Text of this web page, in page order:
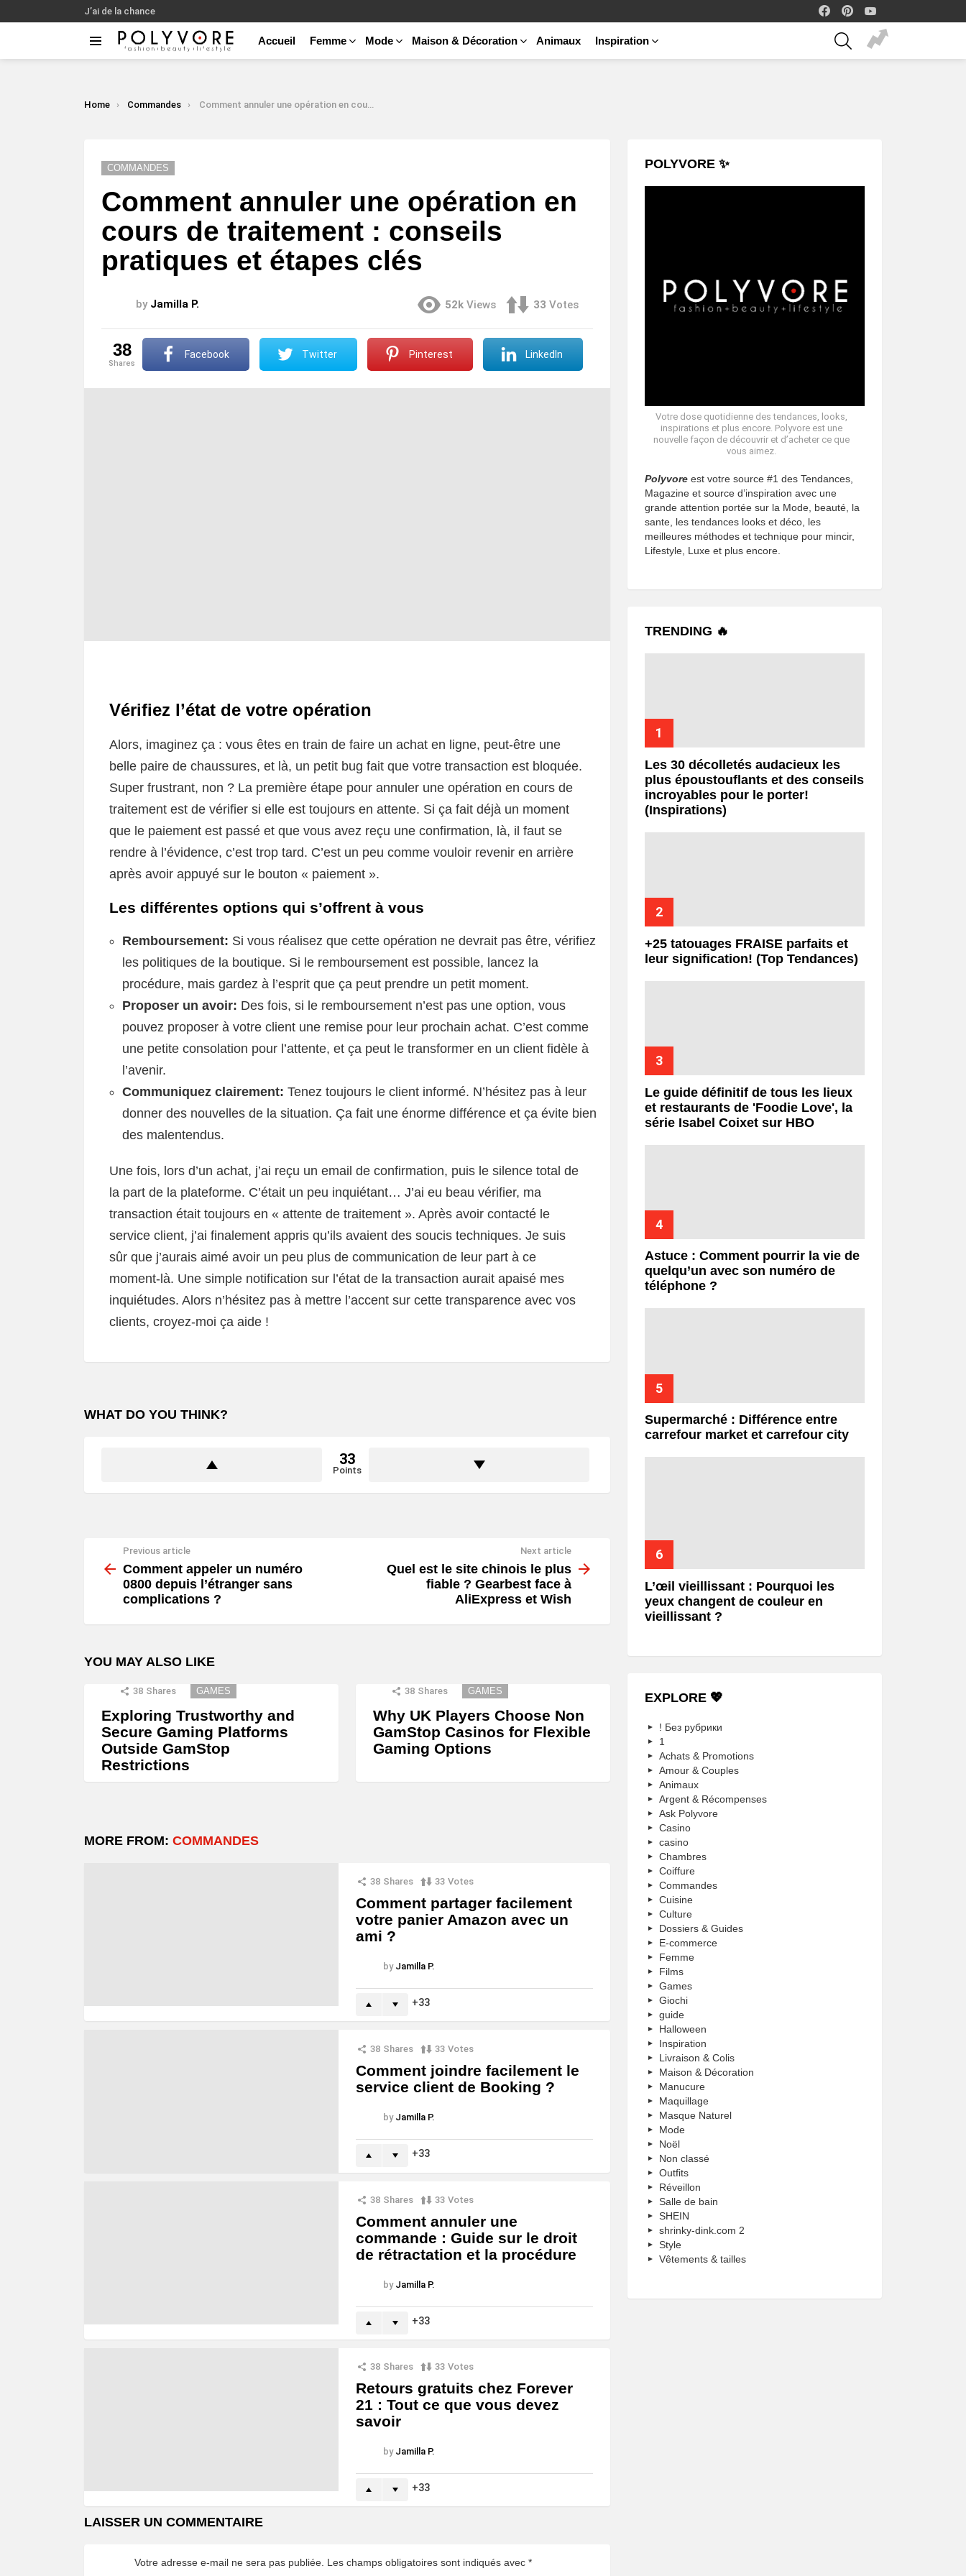
J’ai de la chance
facebook
Accueil Femme Mode Maison & Décoration Animaux Inspiration
SEARCH
You are here:
Home Commandes Comment annuler une opération en cours de traitement : conseils pratiques et étapes clés
COMMANDES
Comment annuler une opération en
cours de traitement : conseils
pratiques et étapes clés
by Jamilla P. 52k Views 33 Votes
38
shares
Facebook Twitter Pinterest LinkedIn
Vérifiez l’état de votre opération
Alors, imaginez ça : vous êtes en train de faire un achat en ligne, peut-être une
belle paire de chaussures, et là, un petit bug fait que votre transaction est bloquée.
Super frustrant, non ? La première étape pour annuler une opération en cours de
traitement est de vérifier si elle est toujours en attente. Si ça fait déjà un moment
que le paiement est passé et que vous avez reçu une confirmation, là, il faut se
rendre à l’évidence, c’est trop tard. C’est un peu comme vouloir revenir en arrière
après avoir appuyé sur le bouton « paiement ».
Les différentes options qui s’offrent à vous
Remboursement: Si vous réalisez que cette opération ne devrait pas être, vérifiez
les politiques de la boutique. Si le remboursement est possible, lancez la
procédure, mais gardez à l’esprit que ça peut prendre un petit moment.
Proposer un avoir: Des fois, si le remboursement n’est pas une option, vous
pouvez proposer à votre client une remise pour leur prochain achat. C’est comme
une petite consolation pour l’attente, et ça peut le transformer en un client fidèle à
l’avenir.
Communiquez clairement: Tenez toujours le client informé. N’hésitez pas à leur
donner des nouvelles de la situation. Ça fait une énorme différence et ça évite bien
des malentendus.
Une fois, lors d’un achat, j’ai reçu un email de confirmation, puis le silence total de
la part de la plateforme. C’était un peu inquiétant… J’ai eu beau vérifier, ma
transaction était toujours en « attente de traitement ». Après avoir contacté le
service client, j’ai finalement appris qu’ils avaient des soucis techniques. Je suis
sûr que j’aurais aimé avoir un peu plus de communication de leur part à ce
moment-là. Une simple notification sur l’état de la transaction aurait apaisé mes
inquiétudes. Alors n’hésitez pas à mettre l’accent sur cette transparence avec vos
clients, croyez-moi ça aide !
WHAT DO YOU THINK?
33
Points
more
Previous article
Comment appeler un numéro
0800 depuis l’étranger sans
complications ?
Next article
Quel est le site chinois le plus
fiable ? Gearbest face à
AliExpress et Wish
YOU MAY ALSO LIKE
38 Shares GAMES
Exploring Trustworthy and
Secure Gaming Platforms
Outside GamStop
Restrictions
38 Shares GAMES
Why UK Players Choose Non
GamStop Casinos for Flexible
Gaming Options
MORE FROM: COMMANDES
38 Shares 33 Votes
Comment partager facilement
votre panier Amazon avec un
ami ?
by Jamilla P.
33
38 Shares 33 Votes
Comment joindre facilement le
service client de Booking ?
by Jamilla P.
33
38 Shares 33 Votes
Comment annuler une
commande : Guide sur le droit
de rétractation et la procédure
by Jamilla P.
33
38 Shares 33 Votes
Retours gratuits chez Forever
21 : Tout ce que vous devez
savoir
by Jamilla P.
33
LAISSER UN COMMENTAIRE
Votre adresse e-mail ne sera pas publiée. Les champs obligatoires sont indiqués avec *
POLYVORE ✨
Votre dose quotidienne des tendances, looks,
inspirations et plus encore. Polyvore est une
nouvelle façon de découvrir et d’acheter ce que
vous aimez.
Polyvore est votre source #1 des Tendances,
Magazine et source d’inspiration avec une
grande attention portée sur la Mode, beauté, la
sante, les tendances looks et déco, les
meilleures méthodes et technique pour mincir,
Lifestyle, Luxe et plus encore.
TRENDING 🔥
Les 30 décolletés audacieux les
plus époustouflants et des conseils
incroyables pour le porter!
(Inspirations)
+25 tatouages ​​FRAISE parfaits et
leur signification! (Top Tendances)
Le guide définitif de tous les lieux
et restaurants de 'Foodie Love', la
série Isabel Coixet sur HBO
Astuce : Comment pourrir la vie de
quelqu’un avec son numéro de
téléphone ?
Supermarché : Différence entre
carrefour market et carrefour city
L’œil vieillissant : Pourquoi les
yeux changent de couleur en
vieillissant ?
EXPLORE 💖
! Без рубрики
1
Achats & Promotions
Amour & Couples
Animaux
Argent & Récompenses
Ask Polyvore
Casino
casino
Chambres
Coiffure
Commandes
Cuisine
Culture
Dossiers & Guides
E-commerce
Femme
Films
Games
Giochi
guide
Halloween
Inspiration
Livraison & Colis
Maison & Décoration
Manucure
Maquillage
Masque Naturel
Mode
Noël
Non classé
Outfits
Réveillon
Salle de bain
SHEIN
shrinky-dink.com 2
Style
Vêtements & tailles